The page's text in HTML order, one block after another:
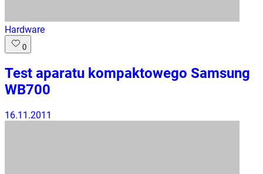
Hardware
0
Test aparatu kompaktowego Samsung
WB700
16.11.2011